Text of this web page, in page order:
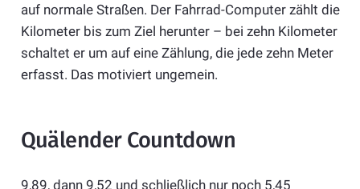
auf normale Straßen. Der Fahrrad-Computer zählt die
Kilometer bis zum Ziel herunter – bei zehn Kilometer
schaltet er um auf eine Zählung, die jede zehn Meter
erfasst. Das motiviert ungemein.
Quälender Countdown
9,89, dann 9,52 und schließlich nur noch 5,45